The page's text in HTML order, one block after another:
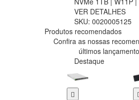
VER DETALHES
SKU: 0020005125
Produtos recomendados
Confira as nossas
últimos
Destaque